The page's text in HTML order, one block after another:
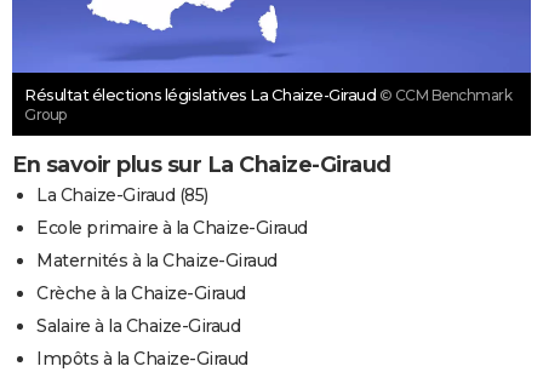
Résultat élections législatives La Chaize-Giraud © CCM Benchmark
Group
En savoir plus sur La Chaize-Giraud
La Chaize-Giraud (85)
Ecole primaire à la Chaize-Giraud
Maternités à la Chaize-Giraud
Crèche à la Chaize-Giraud
Salaire à la Chaize-Giraud
Impôts à la Chaize-Giraud